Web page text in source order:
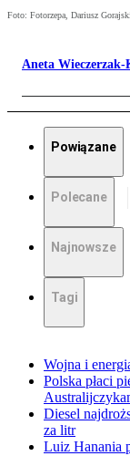
Foto: Fotorzepa, Dariusz
Aneta
Powiązane
Polecane
Najnowsze
Tagi
Wojna i
Polska płaci
Diesel
za litr
Luiz Hanania